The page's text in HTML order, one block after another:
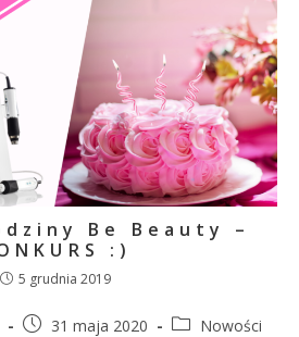
Be Beauty –
:)
5 grudnia 2019
31 maja 2020 Nowości